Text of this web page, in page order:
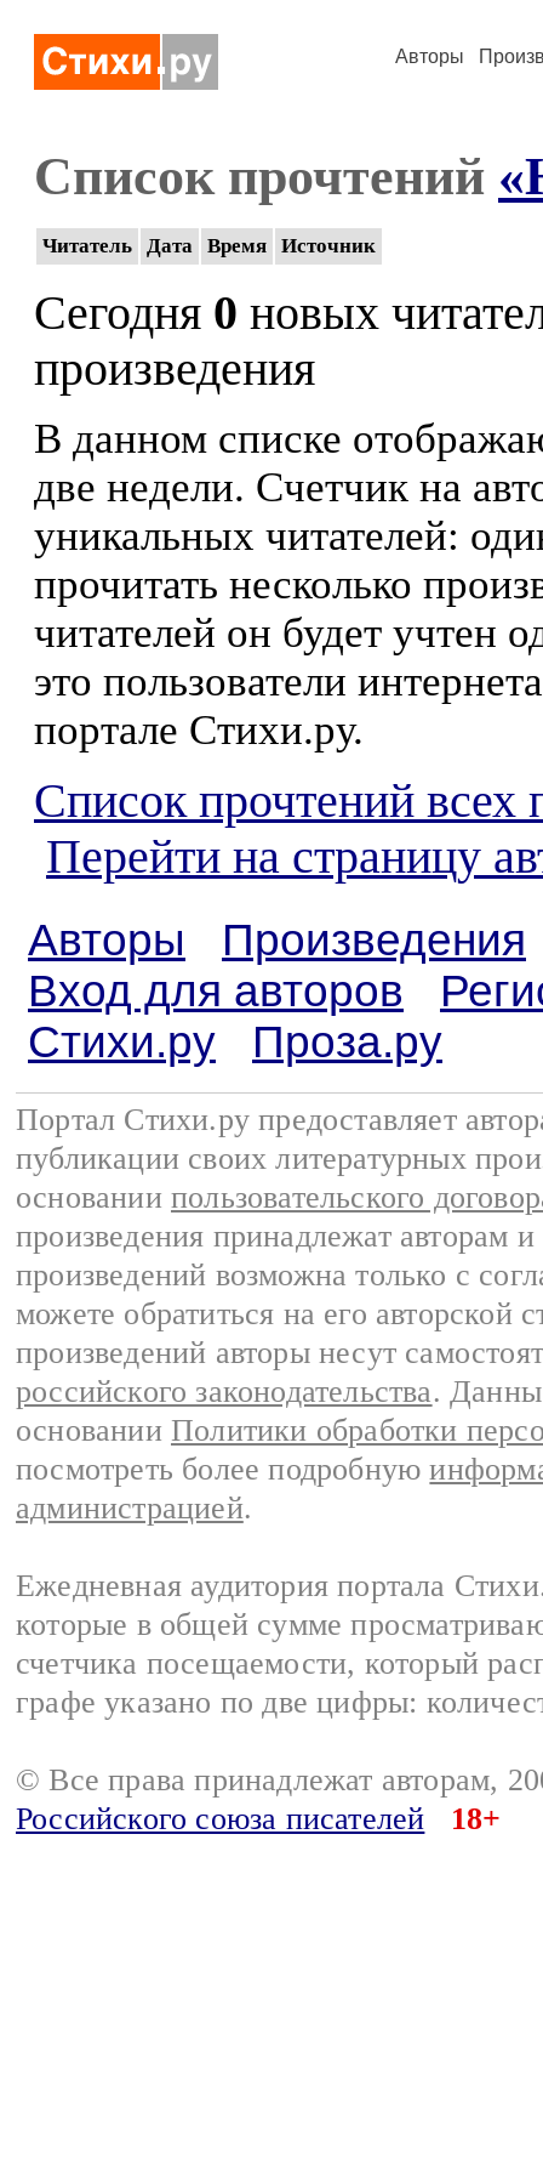
Авторы
Список прочтений
Читатель Дата Время Источник
Сегодня 0 новых
произведения
В данном списке
две недели. Счетчик на
уникальных читателей:
прочитать несколько
читателей он будет учтен
это пользователи
портале Стихи.ру.
Список прочтений всех
Перейти на страницу
Авторы
Произведения
Вход для авторов
Стихи.ру
Проза.ру
Портал Стихи.ру предоставляет
публикации своих литературных
основании пользовательского
произведения принадлежат авторам
произведений возможна только с
можете обратиться на его авторской
произведений авторы несут
российского законодательства.
основании Политики обработки
посмотреть более подробную
администрацией.
Ежедневная аудитория портала
которые в общей сумме
счетчика посещаемости, который
графе указано по две цифры:
© Все права принадлежат авторам,
Российского союза писателей
18+